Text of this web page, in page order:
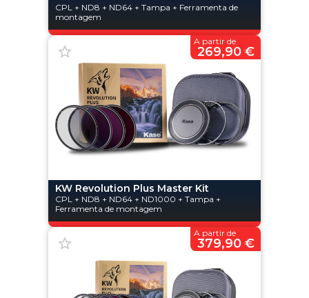
CPL + ND8 + ND64 + Tampa + Ferramenta de
montagem
KW Revolution Plus Master Kit
CPL + ND8 + ND64 + ND1000 + Tampa +
Ferramenta de montagem
A partir de
269,90 €
A partir de
379,90 €